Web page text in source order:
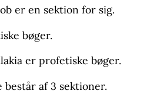
er en sektion for sig.
bøger.
er profetiske bøger.
består af 3 sektioner.